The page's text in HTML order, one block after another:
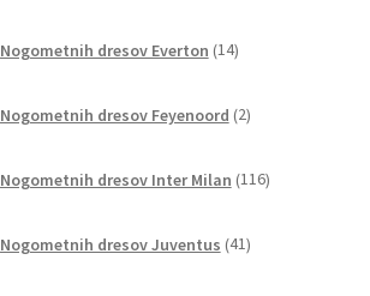
Nogometnih dresov Everton 14izdelkov
Nogometnih dresov Feyenoord 2izdelka
Nogometnih dresov Inter Milan 116izdelkov
Nogometnih dresov Juventus 41izdelkov